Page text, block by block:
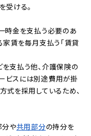
受ける。
時金を支払う必要のあ
家賃を毎月支払う「賃貸
支払う他、介護保険の
ビスには別途費用が掛
式を採用しているため、
分や共用部分の持分を